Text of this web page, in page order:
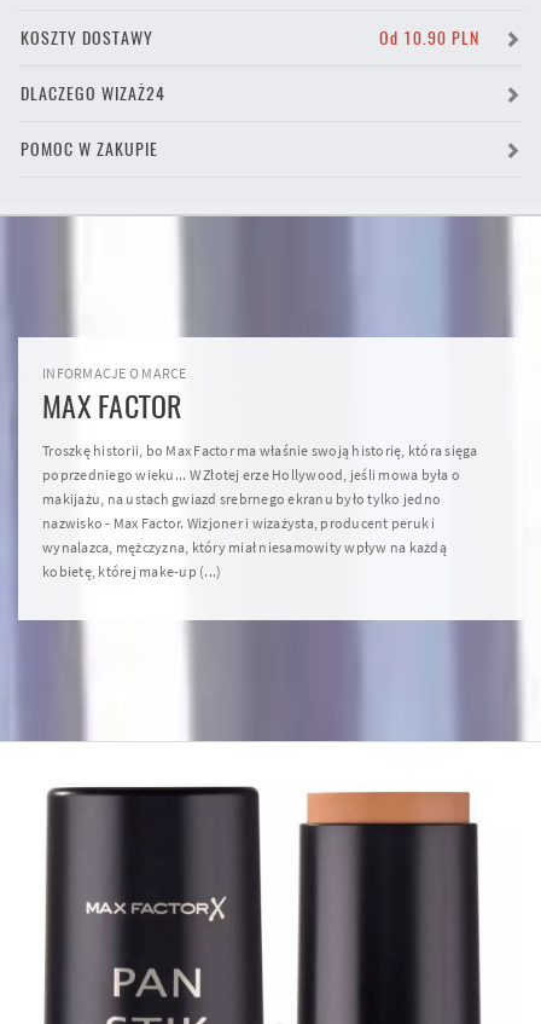
KOSZTY DOSTAWY Od 10.90 PLN
DLACZEGO WIZAŻ24
POMOC W ZAKUPIE
INFORMACJE O MARCE
MAX FACTOR
Troszkę historii, bo Max Factor ma właśnie swoją historię, która sięga
poprzedniego wieku... W Złotej erze Hollywood, jeśli mowa była o
makijażu, na ustach gwiazd srebrnego ekranu było tylko jedno
nazwisko - Max Factor. Wizjoner i wizażysta, producent peruk i
wynalazca, mężczyzna, który miał niesamowity wpływ na każdą
kobietę, której make-up (...)